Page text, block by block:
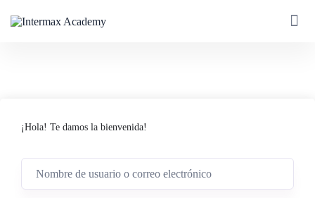
¡Hola! Te damos la bienvenida!